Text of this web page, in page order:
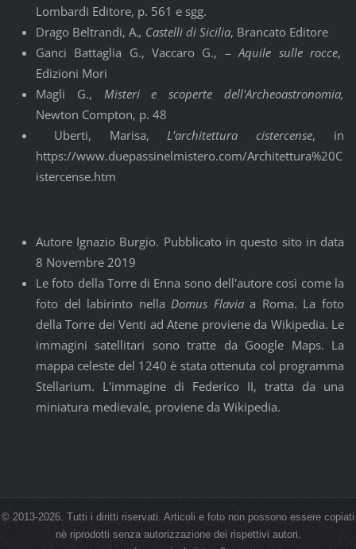
Lombardi Editore, p. 561 e sgg.
Drago Beltrandi, A., Castelli di Sicilia, Brancato Editore
Ganci Battaglia G., Vaccaro G., –Aquile sulle rocce,
Edizioni Mori
Magli G., Misteri e scoperte dell'Archeoastronomia,
Newton Compton, p. 48
Uberti, Marisa,L'architettura cistercense, in
https://www.duepassinelmistero.com/Architettura%20C
istercense.htm
Autore Ignazio Burgio. Pubblicato in questo sito in data
8 Novembre 2019
Le foto della Torre di Enna sono dell'autore così come la
foto del labirinto nellaDomus Flaviaa Roma. La foto
della Torre dei Venti ad Atene proviene da Wikipedia. Le
immagini satellitari sono tratte da Google Maps. La
mappa celeste del 1240 è stata ottenuta col programma
Stellarium. L'immagine di Federico II, tratta da una
miniatura medievale, proviene da Wikipedia.
© 2013-2026. Tutti i diritti riservati. Articoli e foto non possono essere copiati
nè riprodotti senza autorizzazione dei rispettivi autori.